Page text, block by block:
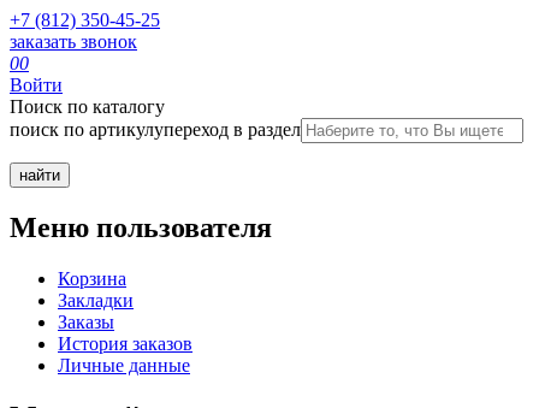
+7 (812) 350-45-25
заказать звонок
00
Войти
Поиск по каталогу
поиск по артикулупереход в раздел
Меню пользователя
Корзина
Закладки
Заказы
История заказов
Личные данные